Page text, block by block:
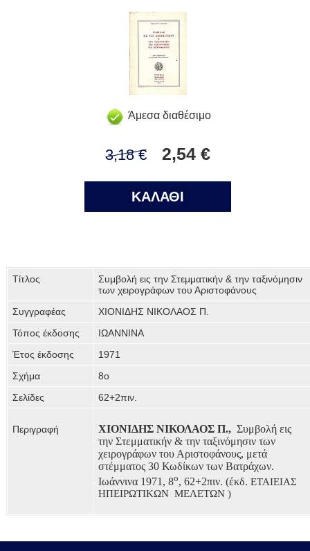
Άμεσα διαθέσιμο
3,18 € 2,54 €
ΚΑΛΑΘΙ
Τίτλος
Συμβολή εις την Στεμματικήν & την ταξινόμησιν
των χειρογράφων του Αριστοφάνους
Συγγραφέας
ΧΙΟΝΙΔΗΣ ΝΙΚΟΛΑΟΣ Π.
Τόπος έκδοσης
ΙΩΑΝΝΙΝΑ
Έτος έκδοσης
1971
Σχήμα
8ο
Σελίδες
62+2πιν.
Περιγραφή ΧΙΟΝΙΔΗΣ ΝΙΚΟΛΑΟΣ Π., Συμβολή εις
την Στεμματικήν & την ταξινόμησιν των
χειρογράφων του Αριστοφάνους, μετά
στέμματος 30 Κωδίκων των Βατράχων.
Ιωάννινα 1971, 8ο, 62+2πιν. (έκδ. ΕΤΑΙΕΙΑΣ
ΗΠΕΙΡΩΤΙΚΩΝ ΜΕΛΕΤΩΝ )